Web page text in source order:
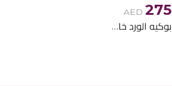
AED 275
بوكيه الورد خاص اصطناعي